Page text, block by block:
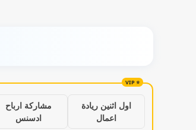
اول اثنين ريادة
اعمال
مشاركة ارباح
ادسنس